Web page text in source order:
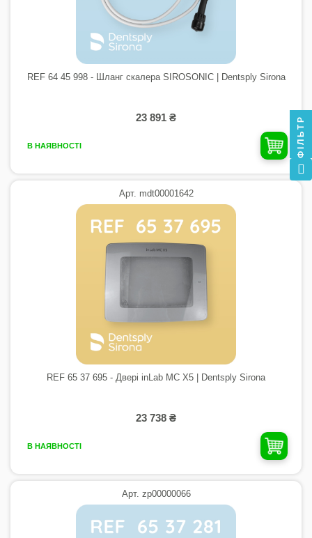
REF 64 45 998 - Шланг скалера SIROSONIC | Dentsply Sirona
23 891 ₴
В НАЯВНОСТІ
Арт. mdt00001642
REF 65 37 695 - Двері inLab MC X5 | Dentsply Sirona
23 738 ₴
В НАЯВНОСТІ
Арт. zp00000066
ФІЛЬТР